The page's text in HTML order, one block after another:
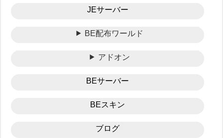
JEサーバー
BE配布ワールド
アドオン
BEサーバー
BEスキン
ブログ